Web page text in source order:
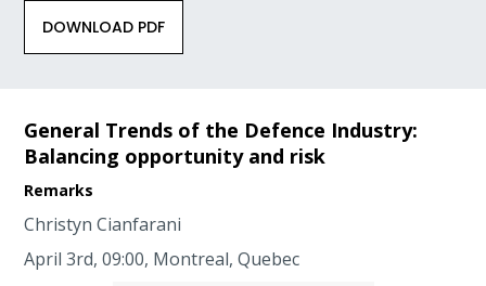
DOWNLOAD PDF
General Trends of the Defence Industry:
Balancing opportunity and risk
Remarks
Christyn Cianfarani
April 3rd, 09:00, Montreal, Quebec